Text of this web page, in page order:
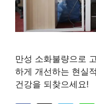
만성 소화불량으로
하게 개선하는 현실
건강을 되찾으세요!